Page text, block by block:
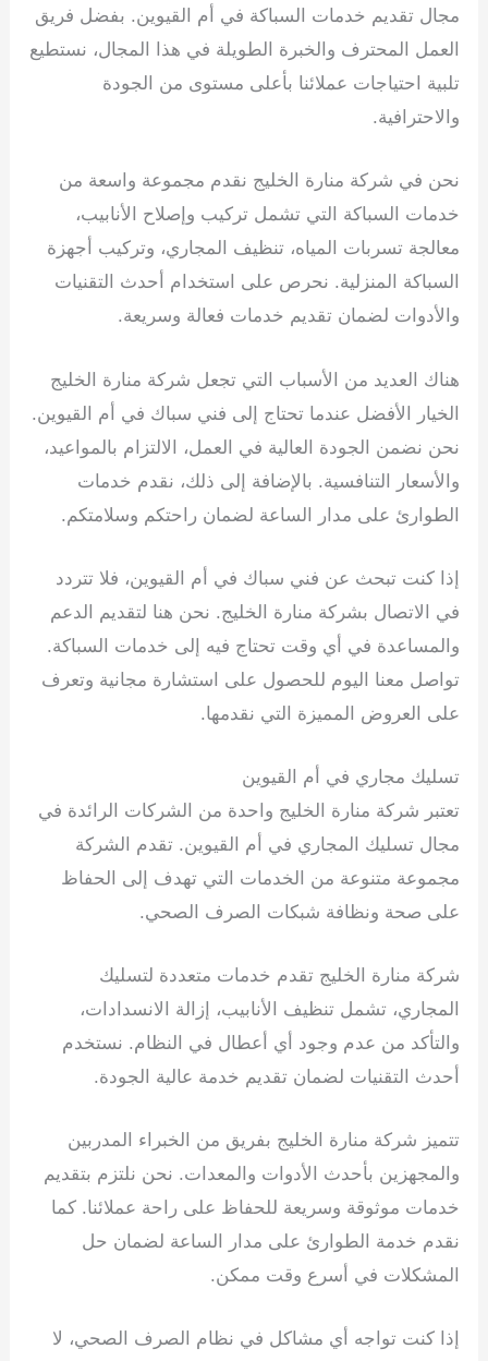
مجال تقديم خدمات السباكة في أم القيوين. بفضل فريق
العمل المحترف والخبرة الطويلة في هذا المجال، نستطيع
تلبية احتياجات عملائنا بأعلى مستوى من الجودة
والاحترافية.
نحن في شركة منارة الخليج نقدم مجموعة واسعة من
خدمات السباكة التي تشمل تركيب وإصلاح الأنابيب،
معالجة تسربات المياه، تنظيف المجاري، وتركيب أجهزة
السباكة المنزلية. نحرص على استخدام أحدث التقنيات
والأدوات لضمان تقديم خدمات فعالة وسريعة.
هناك العديد من الأسباب التي تجعل شركة منارة الخليج
الخيار الأفضل عندما تحتاج إلى فني سباك في أم القيوين.
نحن نضمن الجودة العالية في العمل، الالتزام بالمواعيد،
والأسعار التنافسية. بالإضافة إلى ذلك، نقدم خدمات
الطوارئ على مدار الساعة لضمان راحتكم وسلامتكم.
إذا كنت تبحث عن فني سباك في أم القيوين، فلا تتردد
في الاتصال بشركة منارة الخليج. نحن هنا لتقديم الدعم
والمساعدة في أي وقت تحتاج فيه إلى خدمات السباكة.
تواصل معنا اليوم للحصول على استشارة مجانية وتعرف
على العروض المميزة التي نقدمها.
تسليك مجاري في أم القيوين
تعتبر شركة منارة الخليج واحدة من الشركات الرائدة في
مجال تسليك المجاري في أم القيوين. تقدم الشركة
مجموعة متنوعة من الخدمات التي تهدف إلى الحفاظ
على صحة ونظافة شبكات الصرف الصحي.
شركة منارة الخليج تقدم خدمات متعددة لتسليك
المجاري، تشمل تنظيف الأنابيب، إزالة الانسدادات،
والتأكد من عدم وجود أي أعطال في النظام. نستخدم
أحدث التقنيات لضمان تقديم خدمة عالية الجودة.
تتميز شركة منارة الخليج بفريق من الخبراء المدربين
والمجهزين بأحدث الأدوات والمعدات. نحن نلتزم بتقديم
خدمات موثوقة وسريعة للحفاظ على راحة عملائنا. كما
نقدم خدمة الطوارئ على مدار الساعة لضمان حل
المشكلات في أسرع وقت ممكن.
إذا كنت تواجه أي مشاكل في نظام الصرف الصحي، لا